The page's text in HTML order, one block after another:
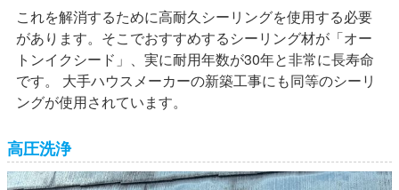
これを解消するために高耐久シーリングを使用する必要
があります。そこでおすすめするシーリング材が「オー
トンイクシード」、実に耐用年数が30年と非常に長寿命
です。 大手ハウスメーカーの新築工事にも同等のシーリ
ングが使用されています。
高圧洗浄